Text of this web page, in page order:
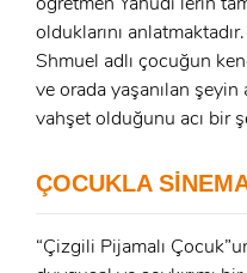
E-Posta:
Ad Soyad:
olduklarını
Shmuel adlı çocuğun
ve orada yaşanılan
vahşet olduğunu acı bir
ÇOCUKLA
“Çizgili Pijamalı